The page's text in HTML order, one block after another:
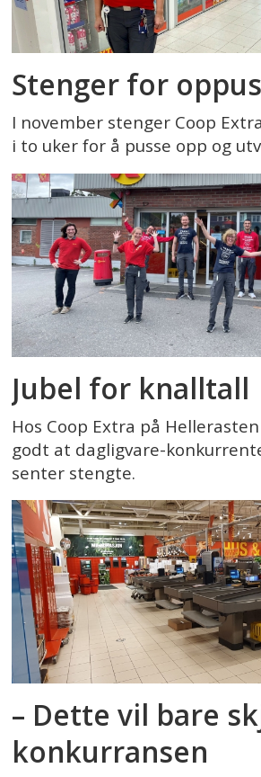
Stenger for
I november stenger Coop
i to uker for å pusse opp og
Jubel for knalltall
Hos Coop Extra på
godt at dagligvare-
senter stengte.
– Dette vil bare
konkurransen